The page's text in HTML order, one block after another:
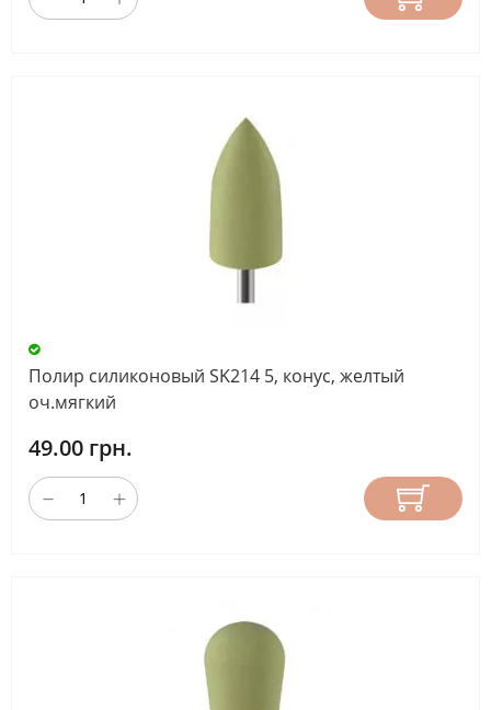
Полир силиконовый SK214 5, конус, желтый
оч.мягкий
49.00 грн.